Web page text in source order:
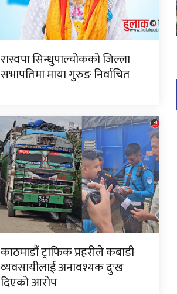
रास्वपा सिन्धुपाल्चोकको जिल्ला
सभापतिमा माया गुरुङ निर्वाचित
काठमाडौं ट्राफिक प्रहरीले कबाडी
व्यवसायीलाई अनावश्यक दुःख
दिएको आरोप